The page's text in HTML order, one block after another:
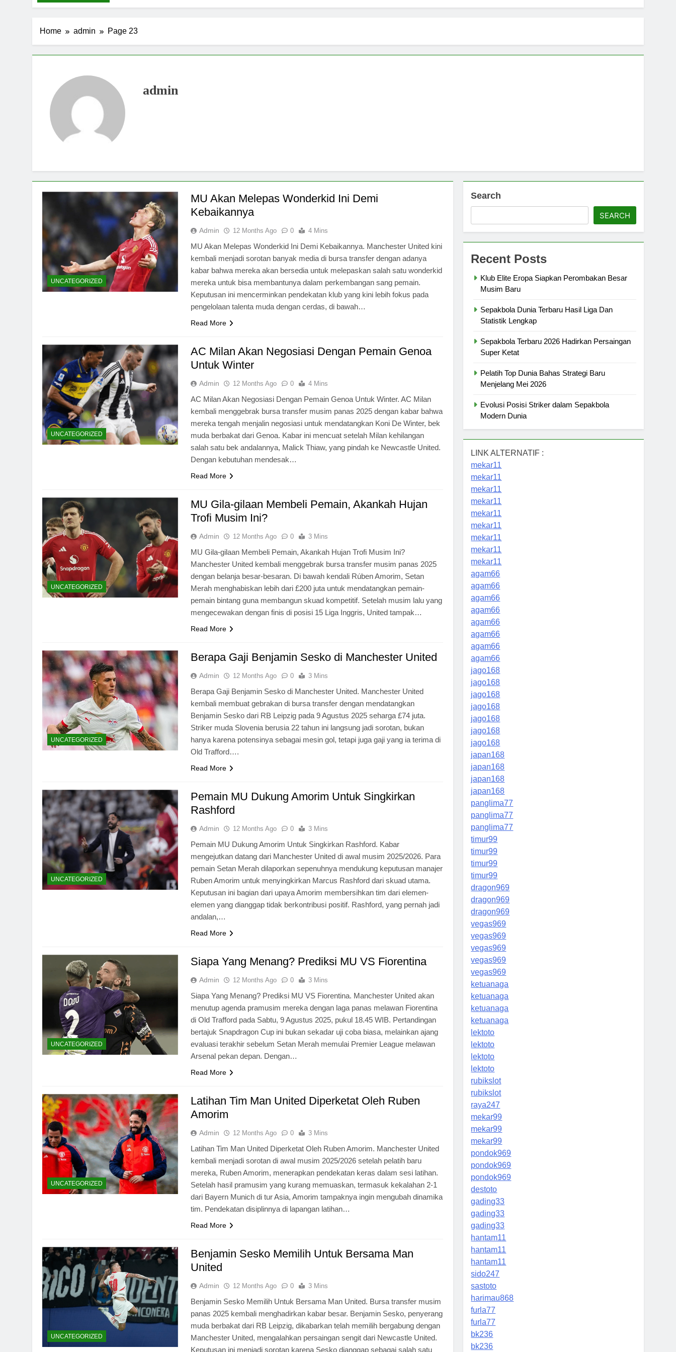
Home admin Page 23
admin
UNCATEGORIZED
MU Akan Melepas Wonderkid Ini Demi
Kebaikannya
Admin 12 Months Ago 0 4 Mins
MU Akan Melepas Wonderkid Ini Demi Kebaikannya. Manchester United kini
kembali menjadi sorotan banyak media di bursa transfer dengan adanya
kabar bahwa mereka akan bersedia untuk melepaskan salah satu wonderkid
mereka untuk bisa membantunya dalam perkembangan sang pemain.
Keputusan ini mencerminkan pendekatan klub yang kini lebih fokus pada
pengelolaan talenta muda dengan cerdas, di bawah…
Read More
UNCATEGORIZED
AC Milan Akan Negosiasi Dengan Pemain Genoa
Untuk Winter
Admin 12 Months Ago 0 4 Mins
AC Milan Akan Negosiasi Dengan Pemain Genoa Untuk Winter. AC Milan
kembali menggebrak bursa transfer musim panas 2025 dengan kabar bahwa
mereka tengah menjalin negosiasi untuk mendatangkan Koni De Winter, bek
muda berbakat dari Genoa. Kabar ini mencuat setelah Milan kehilangan
salah satu bek andalannya, Malick Thiaw, yang pindah ke Newcastle United.
Dengan kebutuhan mendesak…
Read More
UNCATEGORIZED
MU Gila-gilaan Membeli Pemain, Akankah Hujan
Trofi Musim Ini?
Admin 12 Months Ago 0 3 Mins
MU Gila-gilaan Membeli Pemain, Akankah Hujan Trofi Musim Ini?
Manchester United kembali menggebrak bursa transfer musim panas 2025
dengan belanja besar-besaran. Di bawah kendali Rúben Amorim, Setan
Merah menghabiskan lebih dari £200 juta untuk mendatangkan pemain-
pemain bintang guna membangun skuad kompetitif. Setelah musim lalu yang
mengecewakan dengan finis di posisi 15 Liga Inggris, United tampak…
Read More
UNCATEGORIZED
Berapa Gaji Benjamin Sesko di Manchester United
Admin 12 Months Ago 0 3 Mins
Berapa Gaji Benjamin Sesko di Manchester United. Manchester United
kembali membuat gebrakan di bursa transfer dengan mendatangkan
Benjamin Sesko dari RB Leipzig pada 9 Agustus 2025 seharga £74 juta.
Striker muda Slovenia berusia 22 tahun ini langsung jadi sorotan, bukan
hanya karena potensinya sebagai mesin gol, tetapi juga gaji yang ia terima di
Old Trafford….
Read More
UNCATEGORIZED
Pemain MU Dukung Amorim Untuk Singkirkan
Rashford
Admin 12 Months Ago 0 3 Mins
Pemain MU Dukung Amorim Untuk Singkirkan Rashford. Kabar
mengejutkan datang dari Manchester United di awal musim 2025/2026. Para
pemain Setan Merah dilaporkan sepenuhnya mendukung keputusan manajer
Ruben Amorim untuk menyingkirkan Marcus Rashford dari skuad utama.
Keputusan ini bagian dari upaya Amorim membersihkan tim dari elemen-
elemen yang dianggap tidak berkontribusi positif. Rashford, yang pernah jadi
andalan,…
Read More
UNCATEGORIZED
Siapa Yang Menang? Prediksi MU VS Fiorentina
Admin 12 Months Ago 0 3 Mins
Siapa Yang Menang? Prediksi MU VS Fiorentina. Manchester United akan
menutup agenda pramusim mereka dengan laga panas melawan Fiorentina
di Old Trafford pada Sabtu, 9 Agustus 2025, pukul 18.45 WIB. Pertandingan
bertajuk Snapdragon Cup ini bukan sekadar uji coba biasa, melainkan ajang
evaluasi terakhir sebelum Setan Merah memulai Premier League melawan
Arsenal pekan depan. Dengan…
Read More
UNCATEGORIZED
Latihan Tim Man United Diperketat Oleh Ruben
Amorim
Admin 12 Months Ago 0 3 Mins
Latihan Tim Man United Diperketat Oleh Ruben Amorim. Manchester United
kembali menjadi sorotan di awal musim 2025/2026 setelah pelatih baru
mereka, Ruben Amorim, menerapkan pendekatan keras dalam sesi latihan.
Setelah hasil pramusim yang kurang memuaskan, termasuk kekalahan 2-1
dari Bayern Munich di tur Asia, Amorim tampaknya ingin mengubah dinamika
tim. Pendekatan disiplinnya di lapangan latihan…
Read More
UNCATEGORIZED
Benjamin Sesko Memilih Untuk Bersama Man
United
Admin 12 Months Ago 0 3 Mins
Benjamin Sesko Memilih Untuk Bersama Man United. Bursa transfer musim
panas 2025 kembali menghadirkan kabar besar. Benjamin Sesko, penyerang
muda berbakat dari RB Leipzig, dikabarkan telah memilih bergabung dengan
Manchester United, mengalahkan persaingan sengit dari Newcastle United.
Keputusan ini menjadi sorotan karena Sesko dianggap sebagai salah satu
Search
SEARCH
Recent Posts
Klub Elite Eropa Siapkan Perombakan Besar
Musim Baru
Sepakbola Dunia Terbaru Hasil Liga Dan
Statistik Lengkap
Sepakbola Terbaru 2026 Hadirkan Persaingan
Super Ketat
Pelatih Top Dunia Bahas Strategi Baru
Menjelang Mei 2026
Evolusi Posisi Striker dalam Sepakbola
Modern Dunia
LINK ALTERNATIF :
mekar11
mekar11
mekar11
mekar11
mekar11
mekar11
mekar11
mekar11
mekar11
agam66
agam66
agam66
agam66
agam66
agam66
agam66
agam66
jago168
jago168
jago168
jago168
jago168
jago168
jago168
japan168
japan168
japan168
japan168
panglima77
panglima77
panglima77
timur99
timur99
timur99
timur99
dragon969
dragon969
dragon969
vegas969
vegas969
vegas969
vegas969
vegas969
ketuanaga
ketuanaga
ketuanaga
ketuanaga
lektoto
lektoto
lektoto
lektoto
rubikslot
rubikslot
raya247
mekar99
mekar99
mekar99
pondok969
pondok969
pondok969
destoto
gading33
gading33
gading33
hantam11
hantam11
hantam11
sido247
sastoto
harimau868
furla77
furla77
bk236
bk236